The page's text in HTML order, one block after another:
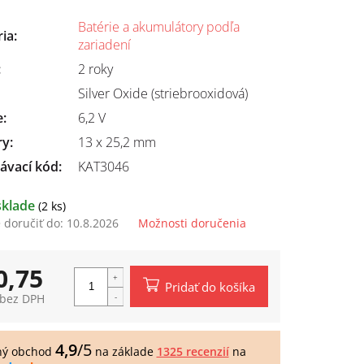
(2 ks)
doručiť do: 10.8.2026 Možnosti doručenia
:
Batérie a akumulátory podľa
zariadení
2 roky
Silver Oxide (striebrooxidová)
:
6,2 V
:
13 x 25,2 mm
kód:
KAT3046
DPH
Pridať do košíka
obchod 4,9/5na základe 1325 recenziína